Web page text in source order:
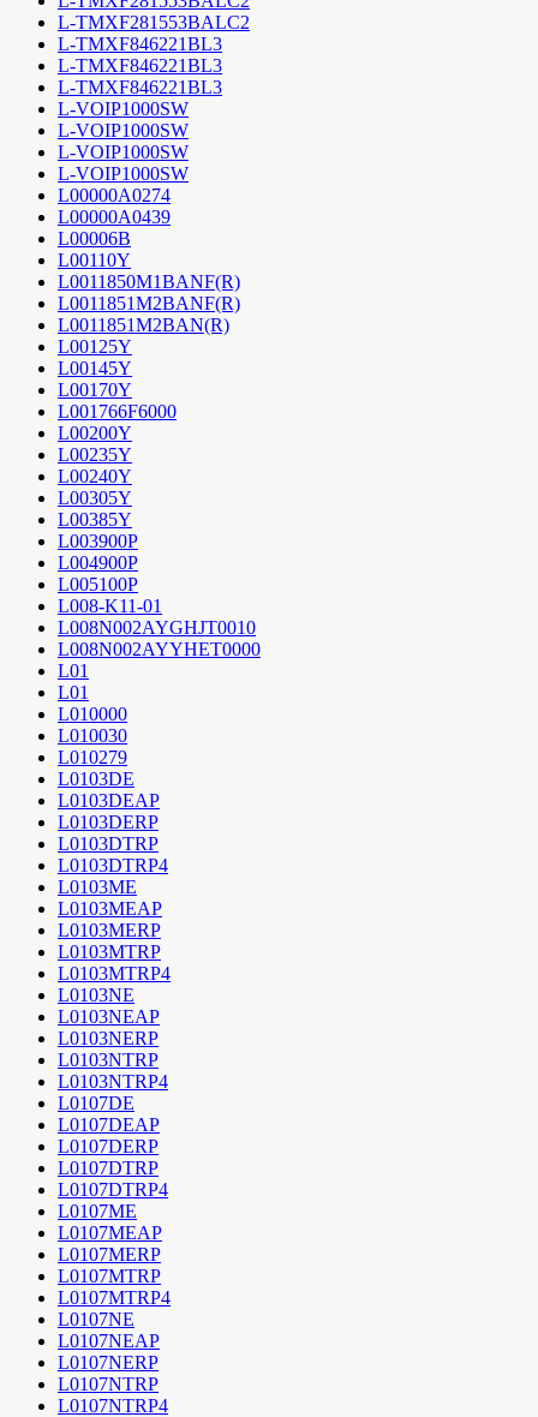
L-TMXF281553BALC2
L-TMXF846221BL3
L-TMXF846221BL3
L-TMXF846221BL3
L-VOIP1000SW
L-VOIP1000SW
L-VOIP1000SW
L-VOIP1000SW
L00000A0274
L00000A0439
L00006B
L00110Y
L0011850M1BANF(R)
L0011851M2BANF(R)
L0011851M2BAN(R)
L00125Y
L00145Y
L00170Y
L001766F6000
L00200Y
L00235Y
L00240Y
L00305Y
L00385Y
L003900P
L004900P
L005100P
L008-K11-01
L008N002AYGHJT0010
L008N002AYYHET0000
L01
L01
L010000
L010030
L010279
L0103DE
L0103DEAP
L0103DERP
L0103DTRP
L0103DTRP4
L0103ME
L0103MEAP
L0103MERP
L0103MTRP
L0103MTRP4
L0103NE
L0103NEAP
L0103NERP
L0103NTRP
L0103NTRP4
L0107DE
L0107DEAP
L0107DERP
L0107DTRP
L0107DTRP4
L0107ME
L0107MEAP
L0107MERP
L0107MTRP
L0107MTRP4
L0107NE
L0107NEAP
L0107NERP
L0107NTRP
L0107NTRP4